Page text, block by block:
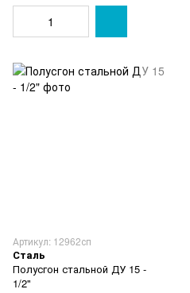
Артикул: 12962сп
Сталь
Полусгон стальной ДУ 15 -
1/2"